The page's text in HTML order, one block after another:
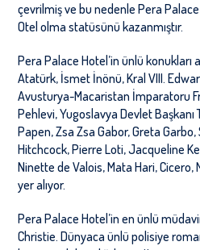
çevrilmiş ve bu nedenle Pera
Otel olma statüsünü kazanmıştır.
Pera Palace Hotel’in ünlü konukları
Atatürk, İsmet İnönü, Kral VIII.
Avusturya-Macaristan İmparatoru
Pehlevi, Yugoslavya Devlet Başkanı
Papen, Zsa Zsa Gabor, Greta
Hitchcock, Pierre Loti, Jacqueline
Ninette de Valois, Mata Hari,
yer alıyor.
Pera Palace Hotel’in en ünlü
Christie. Dünyaca ünlü polisiye